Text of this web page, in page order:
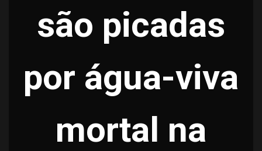
são picadas
por água-viva
mortal na